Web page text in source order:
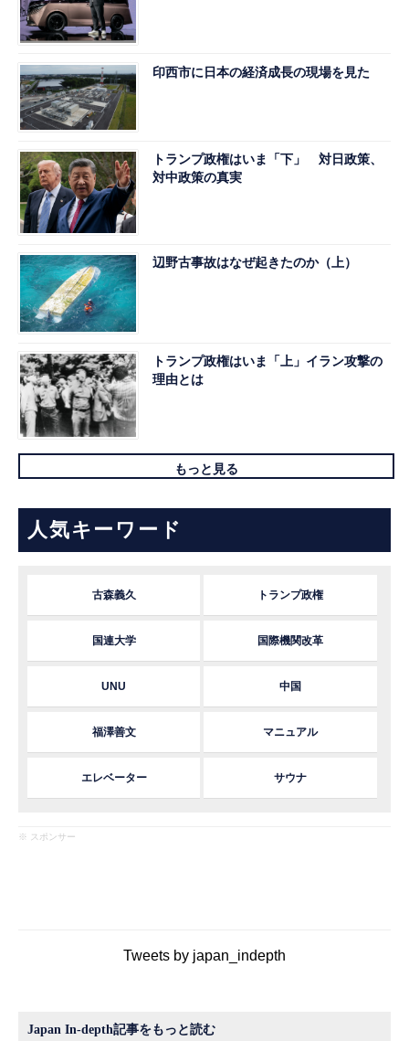
印西市に日本の経済成長の現場を見た
トランプ政権はいま「下」 対日政策、
対中政策の真実
辺野古事故はなぜ起きたのか（上）
トランプ政権はいま「上」イラン攻撃の
理由とは
もっと見る
人気キーワード
古森義久 トランプ政権
国連大学 国際機関改革
UNU 中国
福澤善文 マニュアル
エレベーター サウナ
※ スポンサー
Tweets by japan_indepth
Japan In-depth記事をもっと読む